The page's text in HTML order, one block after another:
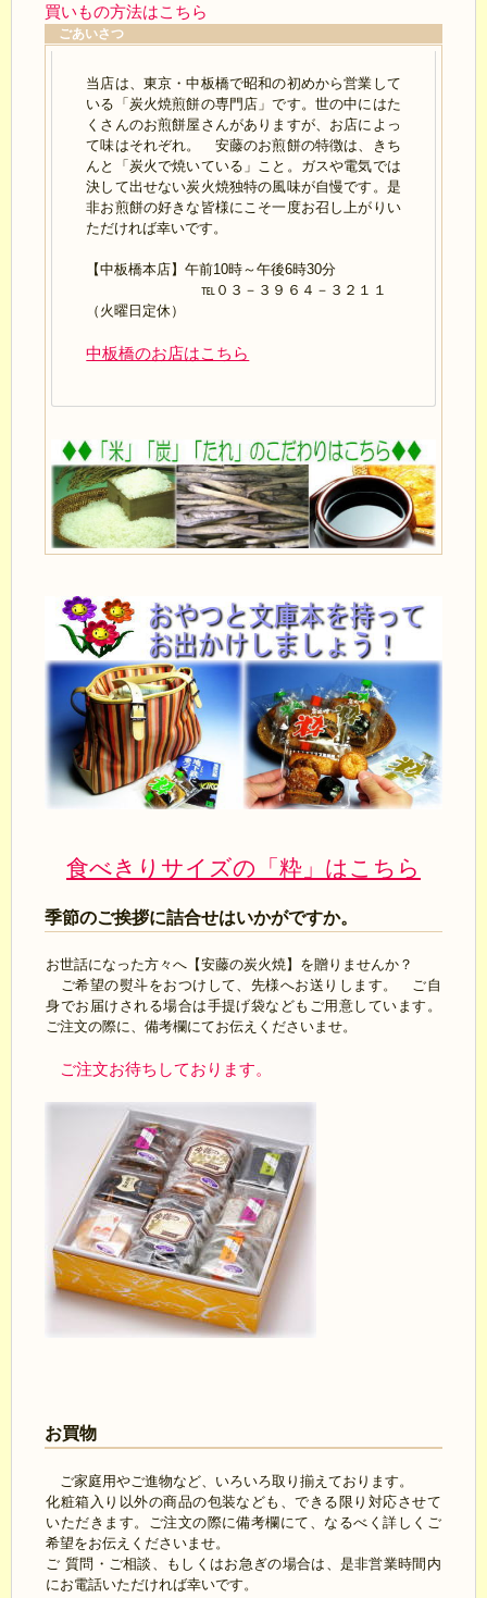
買いもの方法はこちら
ごあいさつ
当店は、東京・中板橋で昭和の初めから営業して
いる「炭火焼煎餅の専門店」です。世の中にはた
くさんのお煎餅屋さんがありますが、お店によっ
て味はそれぞれ。 安藤のお煎餅の特徴は、きち
んと「炭火で焼いている」こと。ガスや電気では
決して出せない炭火焼独特の風味が自慢です。是
非お煎餅の好きな皆様にこそ一度お召し上がりい
ただければ幸いです。
【中板橋本店】午前10時～午後6時30分
℡０３－３９６４－３２１１
（火曜日定休）
中板橋のお店はこちら
食べきりサイズの「粋」はこちら
季節のご挨拶に詰合せはいかがですか。
お世話になった方々へ【安藤の炭火焼】を贈りませんか？
ご希望の熨斗をおつけして、先様へお送りします。 ご自
身でお届けされる場合は手提げ袋などもご用意しています。
ご注文の際に、備考欄にてお伝えくださいませ。
ご注文お待ちしております。
お買物
ご家庭用やご進物など、いろいろ取り揃えております。
化粧箱入り以外の商品の包装なども、できる限り対応させて
いただきます。ご注文の際に備考欄にて、なるべく詳しくご
希望をお伝えくださいませ。
ご 質問・ご相談、もしくはお急ぎの場合は、是非営業時間内
にお電話いただければ幸いです。